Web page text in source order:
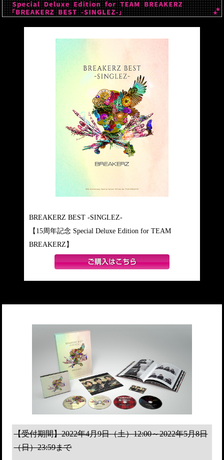
BREAKERZ BEST -SINGLEZ-
【15周年記念 Special Deluxe Edition for TEAM
BREAKERZ】
【受付期間】2022年4月9日（土）12:00～2022年5月8日
（日）23:59まで